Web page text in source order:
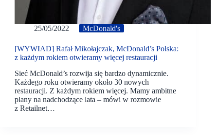
25/05/2022 McDonald's
[WYWIAD] Rafał Mikołajczak, McDonald’s Polska:
z każdym rokiem otwieramy więcej restauracji
Sieć McDonald’s rozwija się bardzo dynamicznie.
Każdego roku otwieramy około 30 nowych
restauracji. Z każdym rokiem więcej. Mamy ambitne
plany na nadchodzące lata – mówi w rozmowie
z Retailnet…